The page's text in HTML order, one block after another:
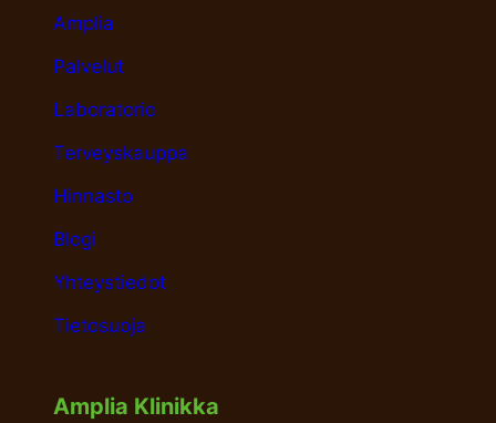
Amplia
Palvelut
Laboratorio
Terveyskauppa
Hinnasto
Blogi
Yhteystiedot
Tietosuoja
Amplia Klinikka